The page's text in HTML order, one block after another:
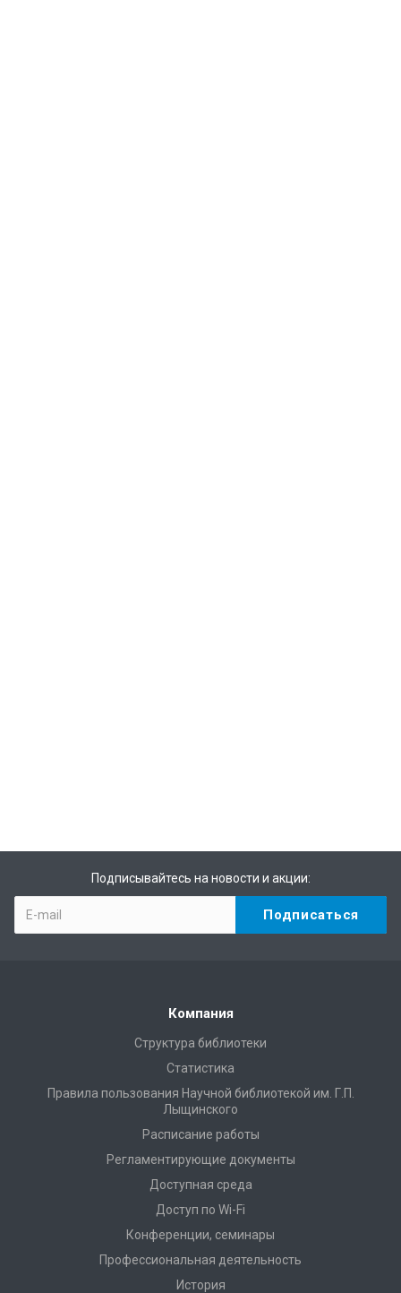
Подписывайтесь на новости и акции:
Компания
Структура библиотеки
Статистика
Правила пользования Научной библиотекой им. Г.П.
Лыщинского
Расписание работы
Регламентирующие документы
Доступная среда
Доступ по Wi-Fi
Конференции, семинары
Профессиональная деятельность
История